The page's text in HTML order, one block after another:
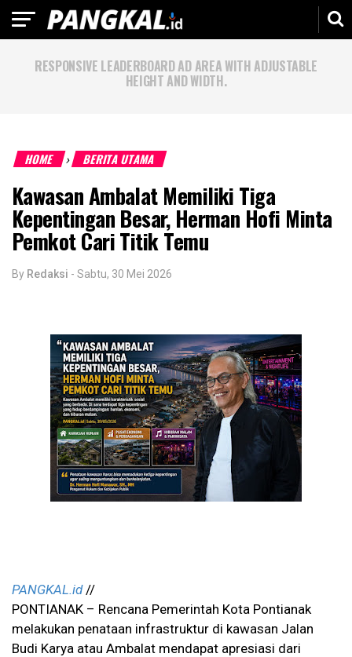
RESPONSIVE LEADERBOARD AD AREA WITH ADJUSTABLE
HEIGHT AND WIDTH.
HOME › BERITA UTAMA
Kawasan Ambalat Memiliki Tiga
Kepentingan Besar, Herman Hofi Minta
Pemkot Cari Titik Temu
By Redaksi - Sabtu, 30 Mei 2026
PANGKAL.id//
PONTIANAK – Rencana Pemerintah Kota Pontianak
melakukan penataan infrastruktur di kawasan Jalan
Budi Karya atau Ambalat mendapat apresiasi dari